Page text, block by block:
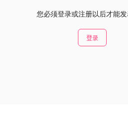
您必须登录或注册以后才能
登录